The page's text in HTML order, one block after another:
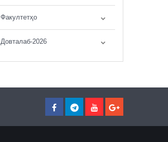
Факултетҳо
Довталаб-2026